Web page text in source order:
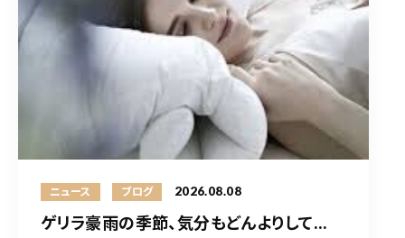
ニュース ブログ 2026.08.08
ゲリラ豪雨の季節、気分もどんよりして...